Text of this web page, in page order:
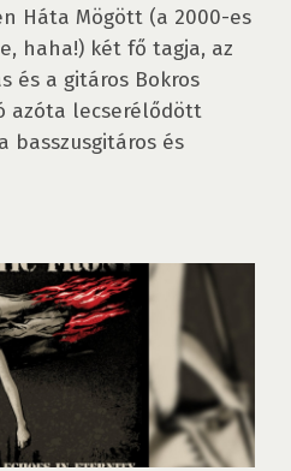
Háta Mögött (a 2000-es
haha!) két fő tagja, az
és a gitáros Bokros
azóta lecserélődött
basszusgitáros és